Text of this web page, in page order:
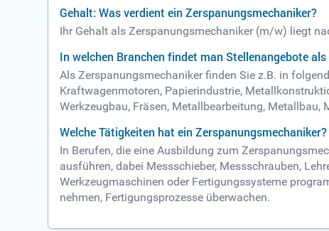
Gehalt: Was verdient ein Zerspanungsmechaniker?
Ihr Gehalt als Zerspanungsmechaniker (m/w) liegt
In welchen Branchen findet man Stellenangebote
Als Zerspanungsmechaniker finden Sie z.B. in
Kraftwagenmotoren, Papierindustrie,
Werkzeugbau, Fräsen, Metallbearbeitung, Metallbau,
Welche Tätigkeiten hat ein Zerspanungsmechaniker?
In Berufen, die eine Ausbildung zum
ausführen, dabei Messschieber, Messschrauben,
Werkzeugmaschinen oder Fertigungssysteme
nehmen, Fertigungsprozesse überwachen.